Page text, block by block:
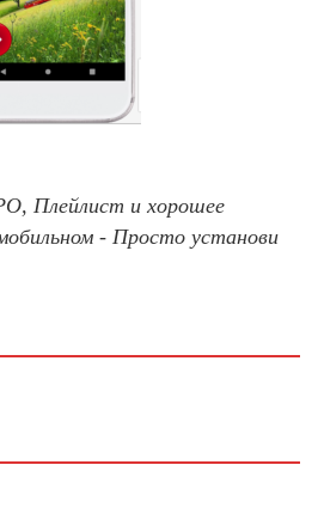
Плейлист и хорошее
- Просто установи